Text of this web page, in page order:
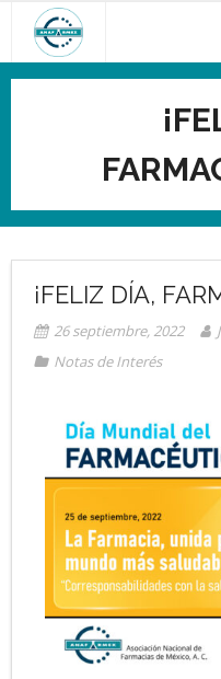
¡FELIZ DÍA,
26 septiembre, 2022
Notas de Interés